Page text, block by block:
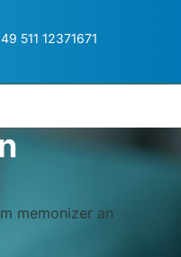
511 12371671
memonizer an